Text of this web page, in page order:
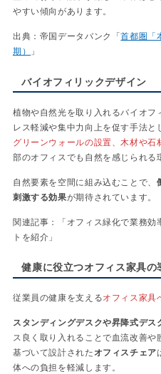
やすい傾向があります。
出典：帝国データバンク「首都圏「
期）
」
バイオフィリックデザイン
植物や自然光を取り入れるバイオフ
レス軽減や集中力向上を促す手法と
グリーンウォールの設置、木材や石
部のオフィスでも自然を感じられる
自然要素を空間に組み込むことで、
刺激する効果が期待されています。
関連記事：「オフィス緑化で業務効
トを紹介」
健康に役立つオフィス家具の
従業員の健康を支えるオフィス家具
スタンディングデスクや昇降式デス
ス良く取り入れることで血流改善
基づいて設計された オフィスチェア
体への負担を軽減します。